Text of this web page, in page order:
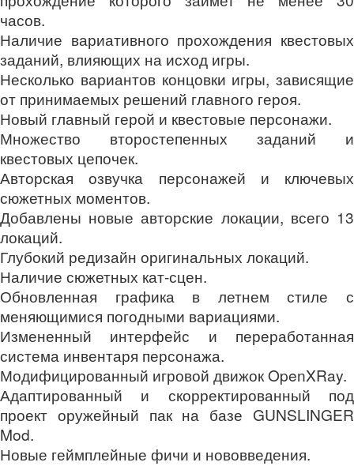
часов.
Наличие вариативного прохождения квестовых
заданий, влияющих на исход игры.
Несколько вариантов концовки игры, зависящие
от принимаемых решений главного героя.
Новый главный герой и квестовые персонажи.
Множество второстепенных заданий и
квестовых цепочек.
Авторская озвучка персонажей и ключевых
сюжетных моментов.
Добавлены новые авторские локации, всего 13
локаций.
Глубокий редизайн оригинальных локаций.
Наличие сюжетных кат-сцен.
Обновленная графика в летнем стиле с
меняющимися погодными вариациями.
Измененный интерфейс и переработанная
система инвентаря персонажа.
Модифицированный игровой движок OpenXRay.
Адаптированный и скорректированный под
проект оружейный пак на базе GUNSLINGER
Mod.
Новые геймплейные фичи и нововведения.